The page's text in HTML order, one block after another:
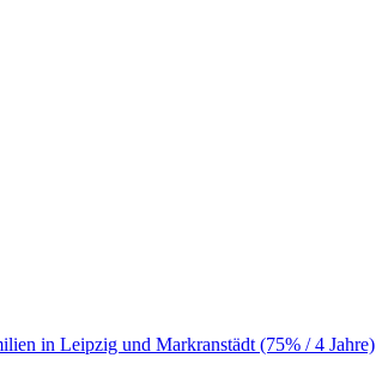
in Leipzig und Markranstädt (75% / 4 Jahre)